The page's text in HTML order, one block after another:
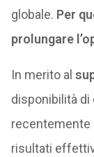
globale. Per
prolungare
In merito al
disponibilità di
recentemente
risultati